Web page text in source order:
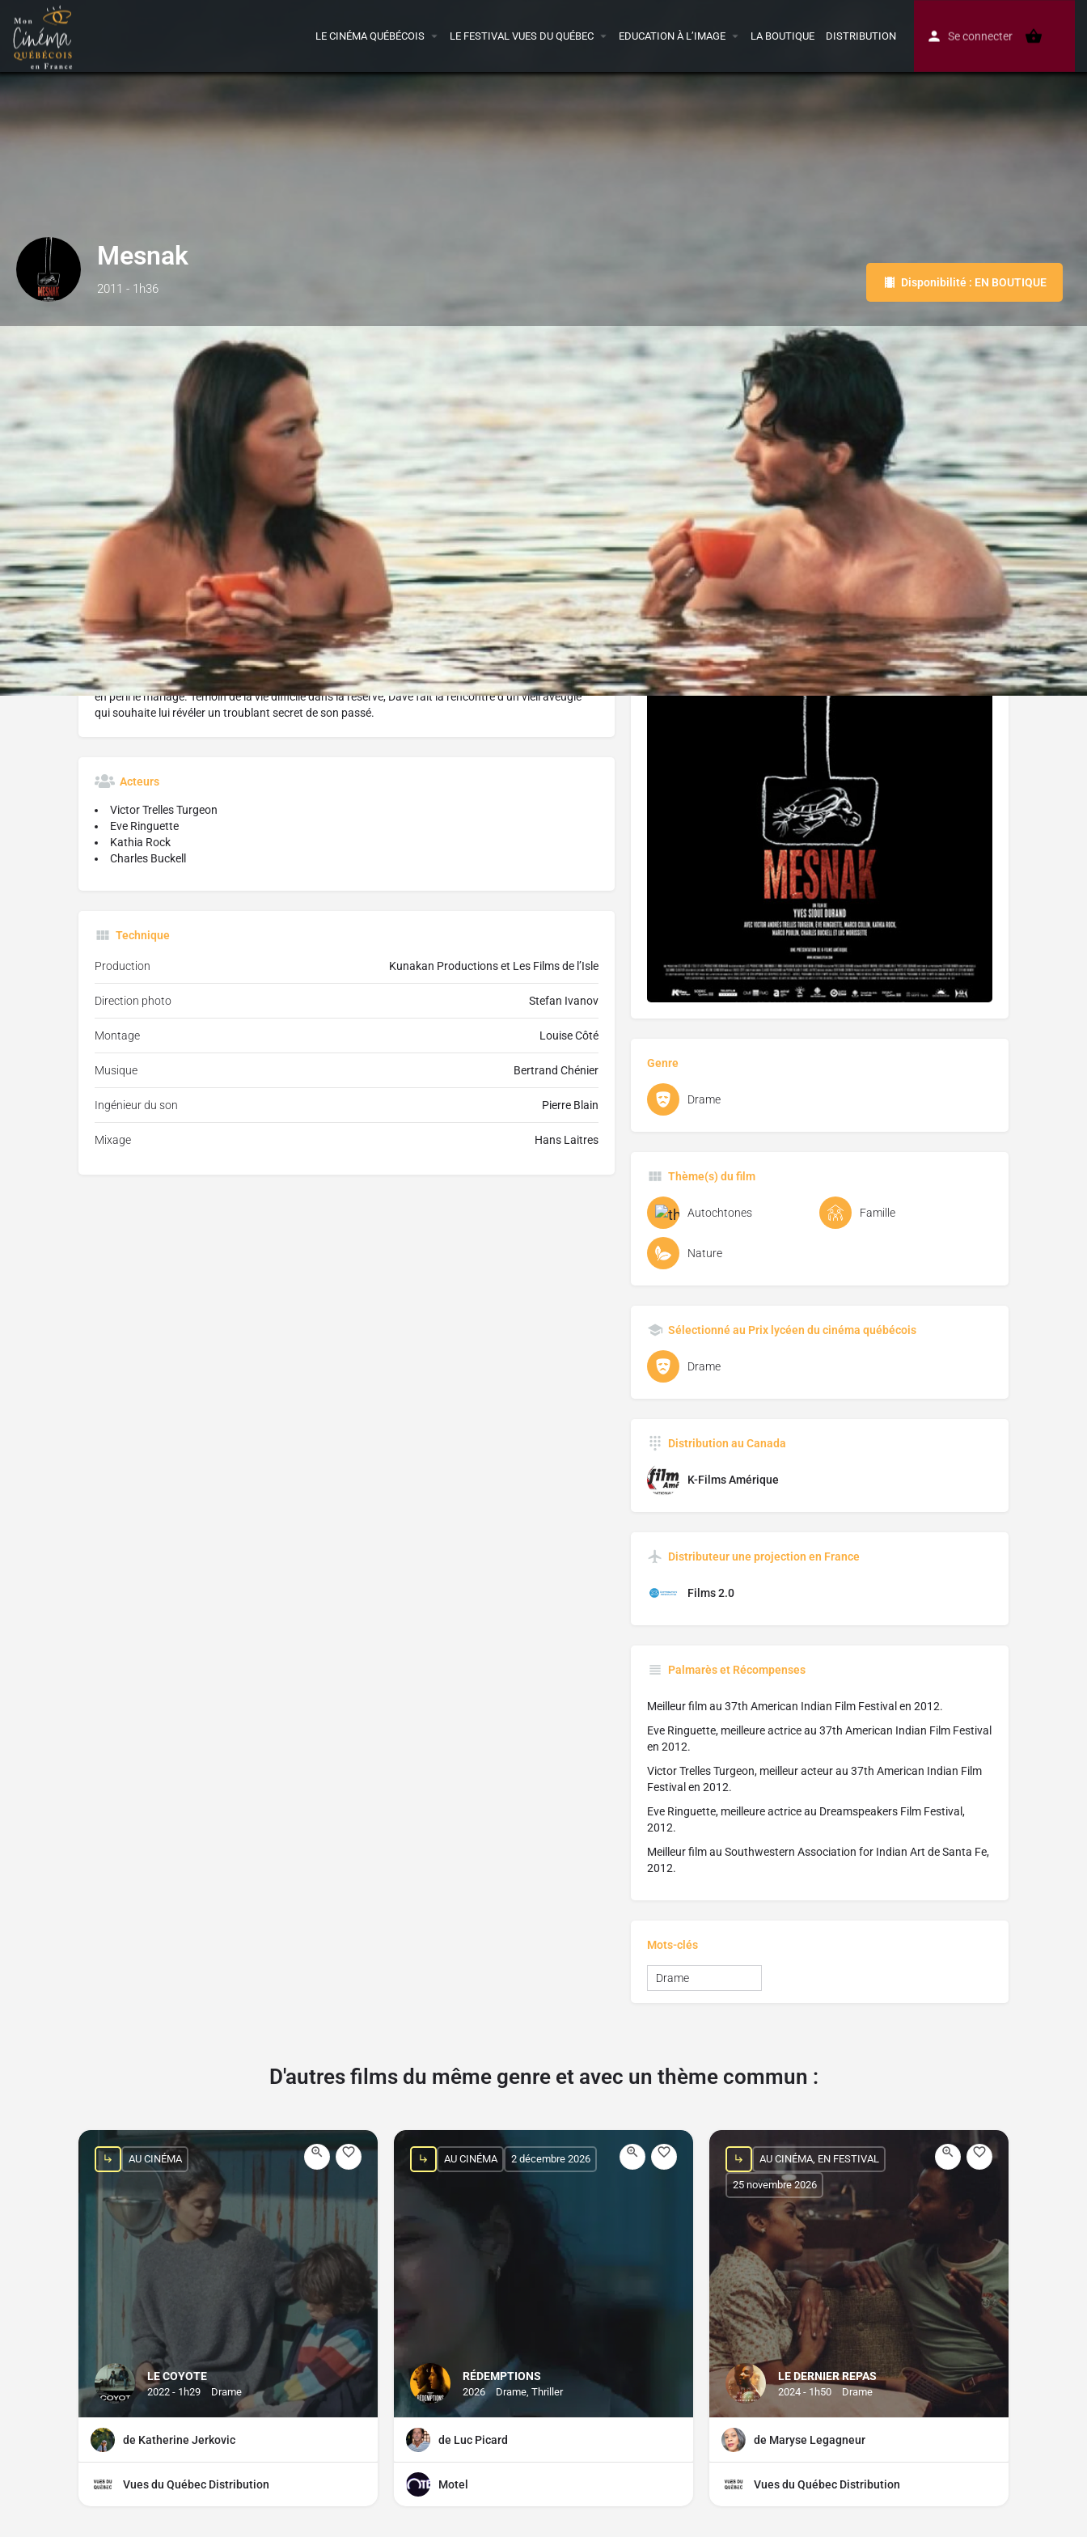
LE CINÉMA QUÉBÉCOIS LE FESTIVAL VUES DU QUÉBEC EDUCATION À L’IMAGE LA BOUTIQUE DISTRIBUTION Se connecter
Mesnak
2011 - 1h36 Disponibilité : EN BOUTIQUE
Détails Presse Acheter le DVD Avis
Donnez votre avis
Réalisé par :
Yves Sioui Durand
Dave a été adopté à un très jeune âge. Il habite maintenant Montréal et étudie la pièce Hamlet. Un
jour, il apprend que sa mère biologique, Gertrude, vit dans la réserve de Kinogamish. Il s’y rend afin de
faire sa connaissance, mais réalise qu’elle est fiancée au chef de clan, Claude St-Onge, et qu’il n’est
pas le bienvenu. L’arrivée de Dave dans la réserve bouleverse les habitants, dont la belle Osalic, et met
en péril le mariage. Témoin de la vie difficile dans la réserve, Dave fait la rencontre d’un vieil aveugle
qui souhaite lui révéler un troublant secret de son passé.
Acteurs
Victor Trelles Turgeon
Eve Ringuette
Kathia Rock
Charles Buckell
Technique
Production Kunakan Productions et Les Films de l’Isle
Direction photo Stefan Ivanov
Montage Louise Côté
Musique Bertrand Chénier
Ingénieur du son Pierre Blain
Mixage Hans Laitres
Affiche
Genre
Drame
Thème(s) du film
Autochtones Famille
Nature
Sélectionné au Prix lycéen du cinéma québécois
Drame
Distribution au Canada
K-Films Amérique
Distributeur une projection en France
Films 2.0
Palmarès et Récompenses
Meilleur film au 37th American Indian Film Festival en 2012.
Eve Ringuette, meilleure actrice au 37th American Indian Film Festival
en 2012.
Victor Trelles Turgeon, meilleur acteur au 37th American Indian Film
Festival en 2012.
Eve Ringuette, meilleure actrice au Dreamspeakers Film Festival,
2012.
Meilleur film au Southwestern Association for Indian Art de Santa Fe,
2012.
Mots-clés
Drame
D'autres films du même genre et avec un thème commun :
LE COYOTE
2022 - 1h29 Drame
AU CINÉMA
de Katherine Jerkovic
Vues du Québec Distribution
RÉDEMPTIONS
2026 Drame, Thriller
AU CINÉMA 2 décembre 2026
de Luc Picard
Motel
LE DERNIER REPAS
2024 - 1h50 Drame
AU CINÉMA, EN FESTIVAL
25 novembre 2026
de Maryse Legagneur
Vues du Québec Distribution